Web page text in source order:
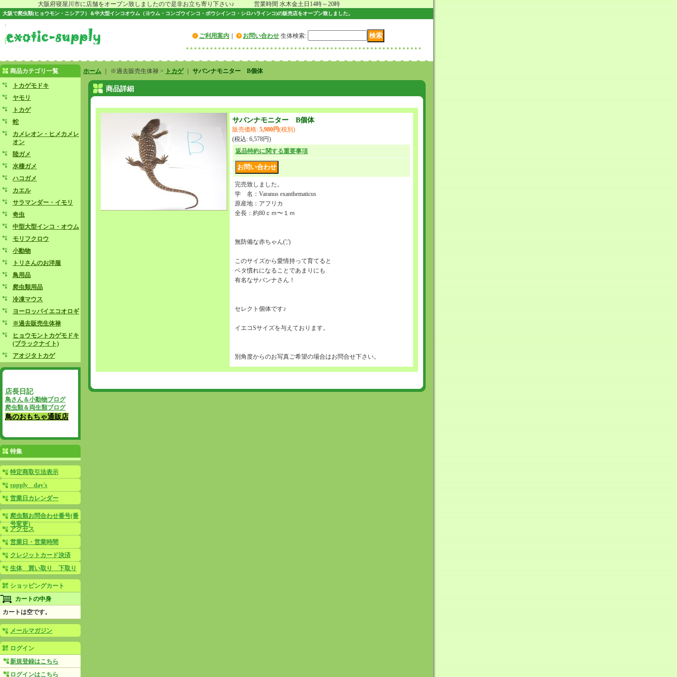
大阪府寝屋川市に店舗をオープン致しましたので是非お立ち寄り下さい♪ 営業時間 水木金土日14時～20時
大阪で爬虫類(ヒョウモン・ニシアフ）＆中大型インコオウム（ヨウム・コンゴウインコ・ボウシインコ・シロハラインコ)の販売店をオープン致しました。
ご利用案内 お問い合わせ 生体検索:
商品カテゴリ一覧
トカゲモドキ
ヤモリ
トカゲ
蛇
カメレオン・ヒメカメレ
オン
陸ガメ
水棲ガメ
ハコガメ
カエル
サラマンダー・イモリ
奇虫
中型大型インコ・オウム
モリフクロウ
小動物
トリさんのお洋服
鳥用品
爬虫類用品
冷凍マウス
ヨーロッパイエコオロギ
※過去販売生体禄
ヒョウモントカゲモドキ
(ブラックナイト)
アオジタトカゲ
店長日記
鳥さん＆小動物ブログ
爬虫類＆両生類ブログ
鳥のおもちゃ通販店
特集
特定商取引法表示
supply day's
営業日カレンダー
爬虫類お問合わせ番号(番
号変更)
アクセス
営業日・営業時間
クレジットカード決済
生体 買い取り 下取り
ショッピングカート
カートの中身
カートは空です。
メールマガジン
ログイン
新規登録はこちら
ログインはこちら
ホーム ｜ ※過去販売生体禄 > トカゲ｜ サバンナモニター B個体
商品詳細
サバンナモニター B個体
販売価格: 5,980円(税別)
(税込: 6,578円)
返品特約に関する重要事項
完売致しました。
学 名：Varanus exanthematicus
原産地：アフリカ
全長：約80ｃｍ〜１ｍ
無防備な赤ちゃん(';')
このサイズから愛情持って育てると
ベタ慣れになることであまりにも
有名なサバンナさん！
セレクト個体です♪
イエコSサイズを与えております。
別角度からのお写真ご希望の場合はお問合せ下さい。